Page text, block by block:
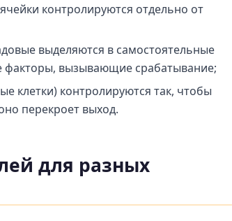
контролируются отдельно от
выделяются в самостоятельные
вызывающие срабатывание;
клетки) контролируются так, чтобы
перекроет выход.
для разных